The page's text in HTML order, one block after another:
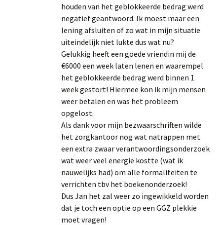
houden van het geblokkeerde bedrag werd
negatief geantwoord. Ik moest maar een
lening afsluiten of zo wat in mijn situatie
uiteindelijk niet lukte dus wat nu?
Gelukkig heeft een goede vriendin mij de
€6000 een week laten lenen en waarempel
het geblokkeerde bedrag werd binnen 1
week gestort! Hiermee kon ik mijn mensen
weer betalen en was het probleem
opgelost.
Als dank voor mijn bezwaarschriften wilde
het zorgkantoor nog wat natrappen met
een extra zwaar verantwoordingsonderzoek
wat weer veel energie kostte (wat ik
nauwelijks had) om alle formaliteiten te
verrichten tbv het boekenonderzoek!
Dus Jan het zal weer zo ingewikkeld worden
dat je toch een optie op een GGZ plekkie
moet vragen!